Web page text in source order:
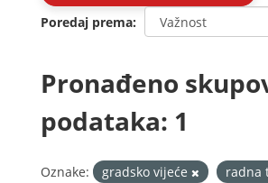
Poredaj prema
Pronađeno
podataka: 1
Oznake: gradsko vijeće
radna